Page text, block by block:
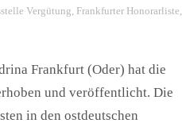
Vergütung, Frankfurter Honorarliste,
Frankfurt (Oder) hat die
und veröffentlicht. Die
in den ostdeutschen